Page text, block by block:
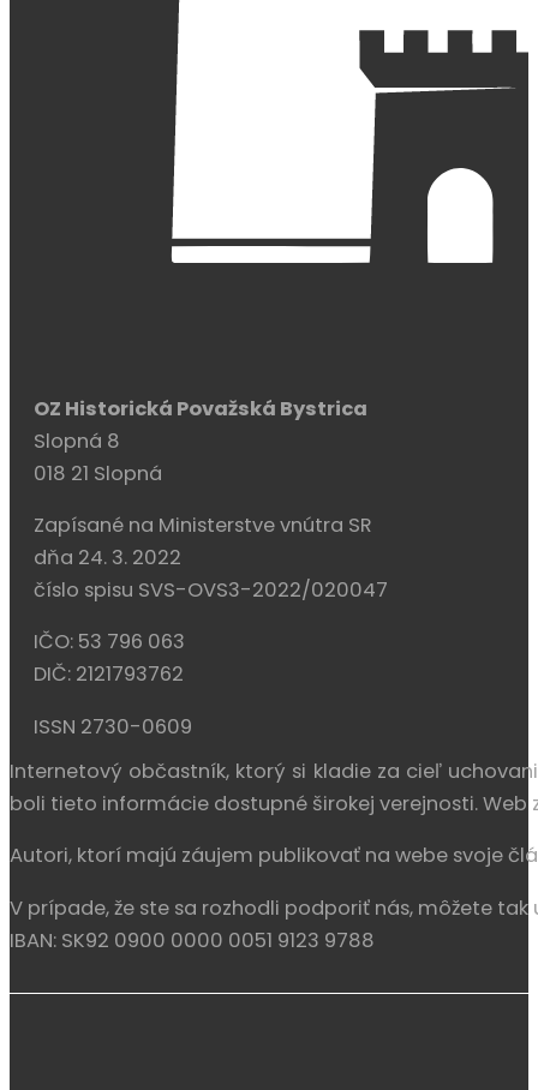
OZ Historická Považská Bystrica
Slopná 8
Zapísané na Ministerstve vnútra SR
dňa 24. 3. 2022
IČO: 53 796 063
Internetový občastník, ktorý si kladie za cieľ
V prípade, že ste sa rozhodli podporiť nás, môžete tak